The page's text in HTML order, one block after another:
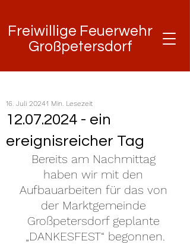
Freiwillige Feuerwehr
Großpetersdorf
Freiwillige Feuerwehr
Großpetersdorf
12.07.2024 - ein
ereignisreicher Tag
16. Juli 20241 Min. Lesezeit
Bereits am Nachmittag
haben wir mit den
Aufbauarbeiten für das von
der Marktgemeinde
Großpetersdorf geplante
„DANKESFEST“ begonnen.